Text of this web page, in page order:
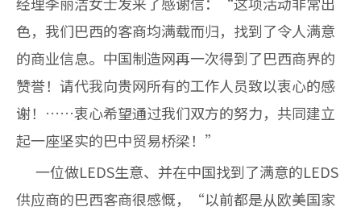
色，我们巴西的客商均满载而归，找到了令人满意
的商业信息。中国制造网再一次得到了巴西商界的
赞誉！请代我向贵网所有的工作人员致以衷心的感
谢！……衷心希望通过我们双方的努力，共同建立
起一座坚实的巴中贸易桥梁！”
一位做LEDS生意、并在中国找到了满意的LEDS
供应商的巴西客商很感慨，“以前都是从欧美国家